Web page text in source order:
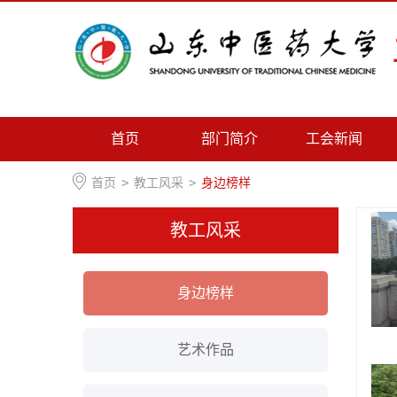
首页 部门简介 工会新闻
首页 > 教工风采 > 身边榜样
教工风采
身边榜样
艺术作品